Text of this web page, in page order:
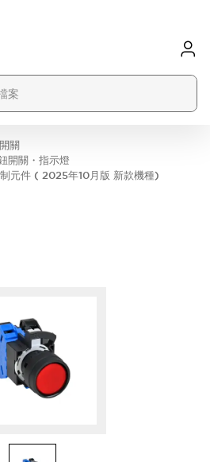
關
開關・指示燈
元件 ( 2025年10月版 新款機種)